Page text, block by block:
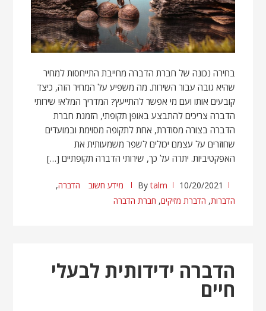
בחירה נכונה של חברת הדברה מחייבת התייחסות למחיר
שהיא גובה עבור השירות. מה משפיע על המחיר הזה, כיצד
קובעים אותו ועם מי אפשר להתייעץ? המדריך המלא! שירותי
הדברה צריכים להתבצע באופן תקופתי, הזמנת חברת
הדברה בצורה מסודרת, אחת לתקופה מסוימת ובמועדים
שחוזרים על עצמם יכולים לשפר משמעותית את
האפקטיביות. יתרה על כך, שירותי הדברה תקופתיים […]
10/20/2021
Bytalm מידע חשוב הדברה,
הדברות, הדברת מזיקים, חברת הדברה
הדברה ידידותית לבעלי
חיים